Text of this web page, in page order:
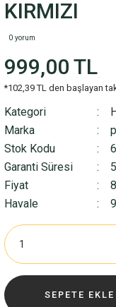
KIRMIZI
0 yorum
999,00 TL
*102,39 TL den başlayan
Kategori
Marka
Stok Kodu
Garanti Süresi
Fiyat
Havale
SEPETE EKLE